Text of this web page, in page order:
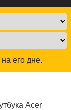
его дне.
Acer